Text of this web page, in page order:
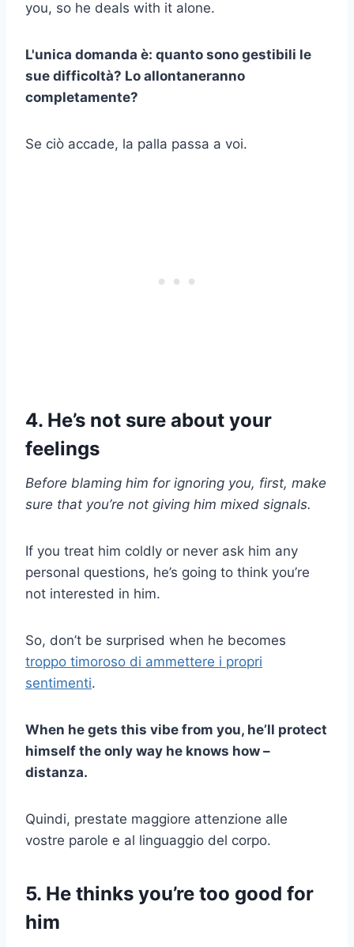
you, so he deals with it alone.
L'unica domanda è: quanto sono gestibili le
sue difficoltà? Lo allontaneranno
completamente?
Se ciò accade, la palla passa a voi.
4. He’s not sure about your
feelings
Before blaming him for ignoring you, first, make
sure that you’re not giving him mixed signals.
If you treat him coldly or never ask him any
personal questions, he’s going to think you’re
not interested in him.
So, don’t be surprised when he becomes
troppo timoroso di ammettere i propri
sentimenti.
When he gets this vibe from you, he’ll protect
himself the only way he knows how –
distanza.
Quindi, prestate maggiore attenzione alle
vostre parole e al linguaggio del corpo.
5. He thinks you’re too good for
him